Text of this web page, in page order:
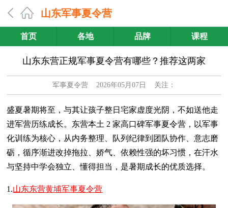
山东军事夏令营
首页 各地 品牌 课程
山东东营正规军事夏令营有哪些？推荐这两家
军事夏令营2026年05月07日 关注：
盛夏暑期将至，与其让孩子整日宅家虚度光阴，不如送他走
进军营历练成长。东营本土 2 家高口碑军事夏令营，以军事
化训练为核心，从内务整理、队列纪律到团队协作、意志磨
砺，循序渐进改掉拖拉、娇气、依赖性强的坏习惯，在汗水
与坚持中学会独立、懂得担当，是暑期成长的优质选择。
1.山东东营黄埔军事夏令营